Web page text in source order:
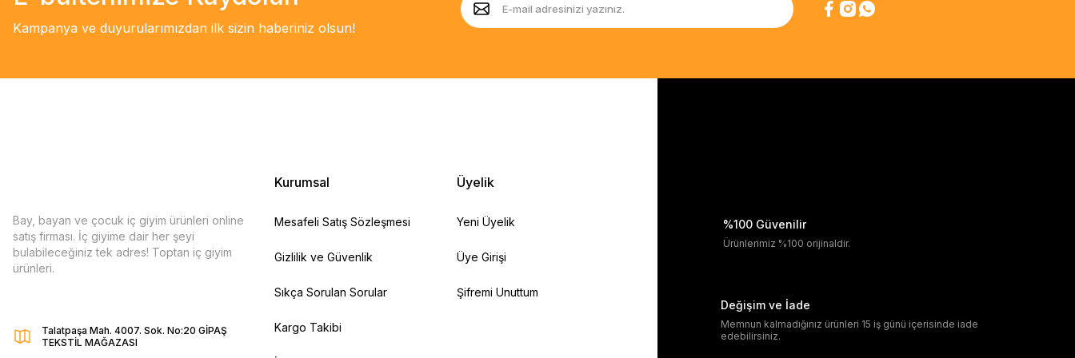
Kampanya ve duyurularımızdan ilk sizin haberiniz olsun!
Bay, bayan ve çocuk iç giyim ürünleri online
satış firması. İç giyime dair her şeyi
bulabileceğiniz tek adres! Toptan iç giyim
ürünleri.
Talatpaşa Mah. 4007. Sok. No:20 GİPAŞ
TEKSTİL MAĞAZASI
Kurumsal
Mesafeli Satış Sözleşmesi
Gizlilik ve Güvenlik
Sıkça Sorulan Sorular
Kargo Takibi
Üyelik
Yeni Üyelik
Üye Girişi
Şifremi Unuttum
%100 Güvenilir
Ürünlerimiz %100 orijinaldir.
Değişim ve İade
Memnun kalmadığınız ürünleri 15 iş günü içerisinde iade
edebilirsiniz.